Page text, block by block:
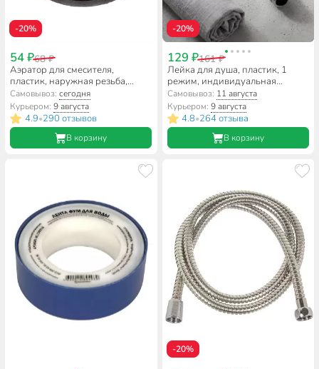
-20%
54 ₽68 ₽
Аэратор для смесителя,
пластик, наружная резьба,
индивидуальная упаковка,
ComfortFactor, F04, 65510-10
Самовывоз:сегодня
Курьером:9 августа
4.9•290 отзывов
В корзину
-20%
129 ₽161 ₽
Лейка для душа, пластик, 1
режим, индивидуальная
упаковка, ComfortFactor, Кобра,
51379-10
Самовывоз: 11 августа
Курьером: 9 августа
4.8•264 отзыва
В корзину
-20%